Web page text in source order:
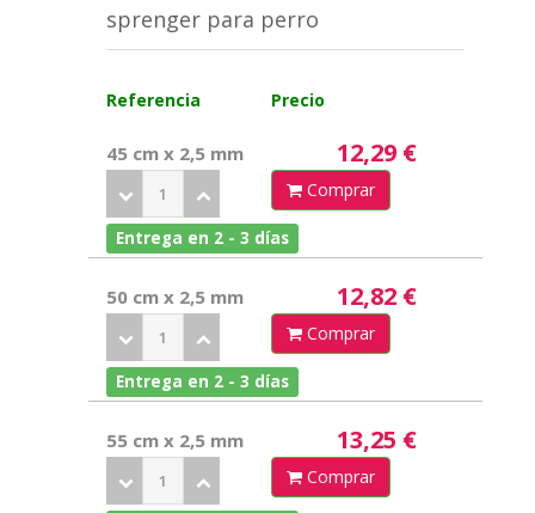
sprenger para perro
Referencia Precio
45 cm x 2,5 mm 12,29 €
Comprar
Entrega en 2 - 3 días
50 cm x 2,5 mm 12,82 €
Comprar
Entrega en 2 - 3 días
55 cm x 2,5 mm 13,25 €
Comprar